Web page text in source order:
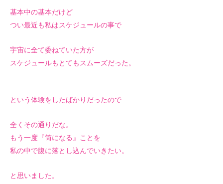
基本中の基本だけど
つい最近も私はスケジュールの事で
宇宙に全て委ねていた方が
スケジュールもとてもスムーズだった。
という体験をしたばかりだったので
全くその通りだな。
もう一度『筒になる』ことを
私の中で腹に落とし込んでいきたい。
と思いました。